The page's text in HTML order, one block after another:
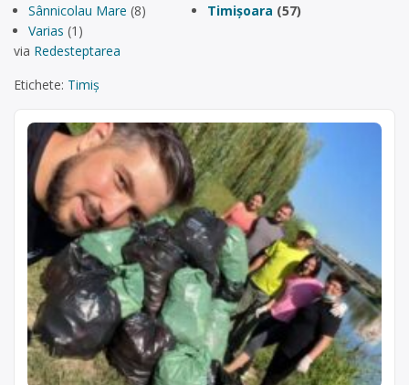
Sânnicolau Mare (8) Timișoara (57)
Varias (1)
via Redesteptarea
Etichete: Timiș